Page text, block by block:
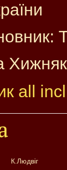
all
К.Людвіг